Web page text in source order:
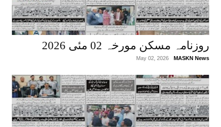
روزنامہ مسکن مورخہ 02 مئی 2026
MASKN News
May 02, 2026